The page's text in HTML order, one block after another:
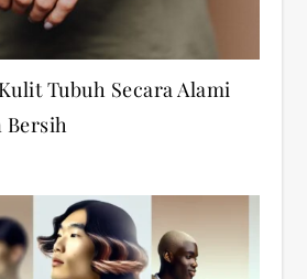
Tubuh Secara Alami
Bersih